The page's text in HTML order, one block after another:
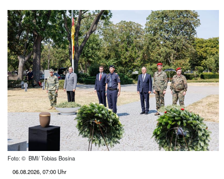
Foto: © BMI/ Tobias Bosina
06.08.2026, 07:00 Uhr